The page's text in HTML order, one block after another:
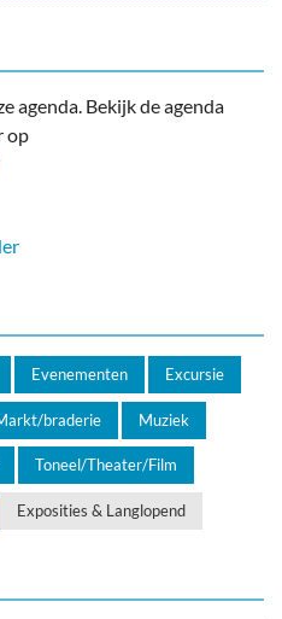
agenda. Bekijk de agenda
op
Evenementen Excursie
braderie Muziek
Toneel/Theater/Film
Exposities & Langlopend